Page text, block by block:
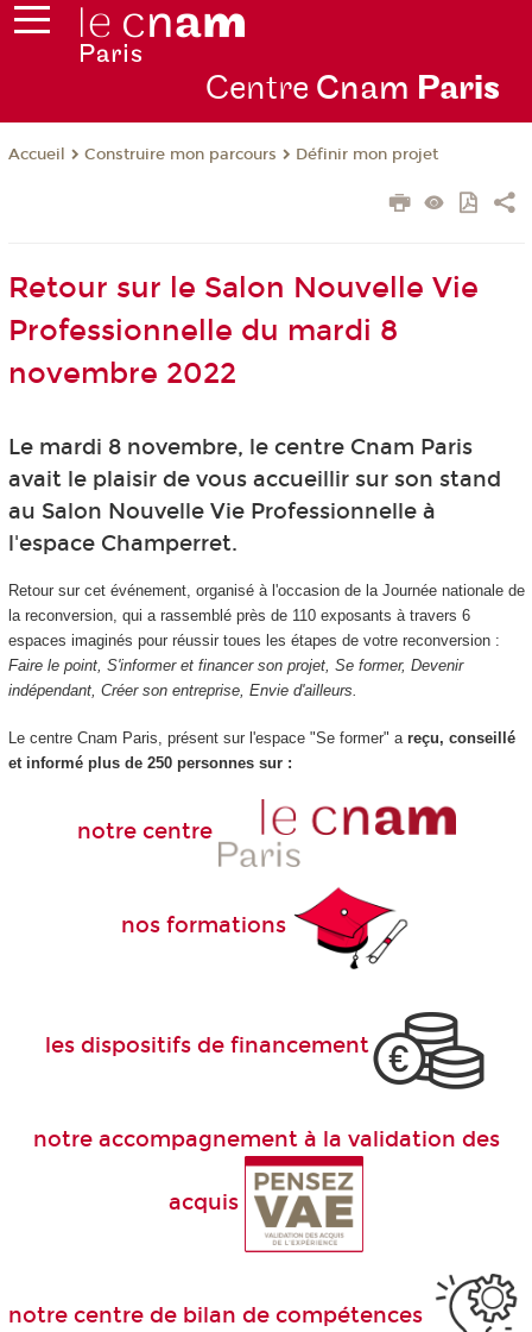
Centre Cnam Paris
Accueil Construire mon parcours Définir mon projet
Retour sur le Salon Nouvelle Vie
Professionnelle du mardi 8
novembre 2022
Le mardi 8 novembre, le centre Cnam Paris
avait le plaisir de vous accueillir sur son stand
au Salon Nouvelle Vie Professionnelle à
l'espace Champerret.
Retour sur cet événement, organisé à l'occasion de la Journée nationale de
la reconversion, qui a rassemblé près de 110 exposants à travers 6
espaces imaginés pour réussir toues les étapes de votre reconversion :
Faire le point, S'informer et financer son projet, Se former, Devenir
indépendant, Créer son entreprise, Envie d'ailleurs.
Le centre Cnam Paris, présent sur l'espace "Se former" a reçu, conseillé
et informé plus de 250 personnes sur :
notre centre
nos formations
les dispositifs de financement
notre accompagnement à la validation des
acquis
notre centre de bilan de compétences